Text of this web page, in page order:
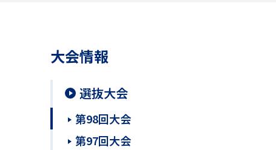
大会情報
選抜大会
第98回大会
第97回大会